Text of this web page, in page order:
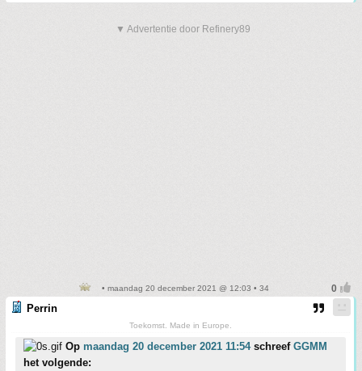
▼ Advertentie door Refinery89
• maandag 20 december 2021 @ 12:03 • 34
Perrin
Toekomst. Made in Europe.
Op maandag 20 december 2021 11:54schreef GGMM
het volgende: